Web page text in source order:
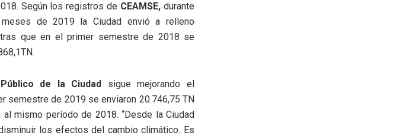
Según los registros de CEAMSE, durante
de 2019 la Ciudad envió a relleno
que en el primer semestre de 2018 se
de la Ciudad sigue mejorando el
semestre de 2019 se enviaron 20.746,75 TN
al mismo período de 2018. “Desde la Ciudad
los efectos del cambio climático. Es